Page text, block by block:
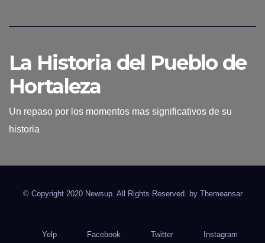
La Historia del Pueblo de
Hortaleza
Un repaso por los momentos mas significativos de su
historia
© Copyright 2020 Newsup. All Rights Reserved. by Themeansar
Yelp Facebook Twitter Instagram